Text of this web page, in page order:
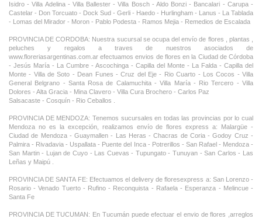
Isidro - Villa Adelina - Villa Ballester - Villa Bosch - Aldo Bonzi - Bancalari - Carupa -
Castelar - Don Torcuato - Dock Sud - Gerli - Haedo - Hurlingham - Lanus - La Tablada
- Lomas del Mirador - Moron - Pablo Podesta - Ramos Mejia - Remedios de Escalada
PROVINCIA DE CORDOBA: Nuestra sucursal se ocupa del envío de flores , plantas ,
peluches y regalos a traves de nuestros asociados de
www.floreriasargentinas.com.ar efectuamos envios de flores en la Ciudad de Córdoba
- Jesús María - La Cumbre - Ascochinga - Capilla del Monte - La Falda - Capilla del
Monte - Villa de Soto - Dean Funes - Cruz del Eje - Rio Cuarto - Los Cocos - Villa
General Belgrano - Santa Rosa de Calamuchita - Villa María - Rio Tercero - Villa
Dolores - Alta Gracia - Mina Clavero - Villa Cura Brochero - Carlos Paz
Salsacaste - Cosquín - Rio Ceballos .
PROVINCIA DE MENDOZA: Tenemos sucursales en todas las provincias por lo cual
Mendoza no es la excepción, realizamos envío de flores express a: Malargüe -
Ciudad de Mendoza - Guaymallen - Las Heras - Chacras de Coria - Godoy Cruz -
Palmira - Rivadavia - Uspallata - Puente del Inca - Potrerillos - San Rafael - Mendoza -
San Martin - Lujan de Cuyo - Las Cuevas - Tupungato - Tunuyan - San Carlos - Las
Leñas y Maipú .
PROVINCIA DE SANTA FE: Efectuamos el delivery de floresexpress a: San Lorenzo -
Rosario - Venado Tuerto - Rufino - Reconquista - Rafaela - Esperanza - Melincue -
Santa Fe
PROVINCIA DE TUCUMAN: En Tucumán puede efectuar el envio de flores ,arreglos